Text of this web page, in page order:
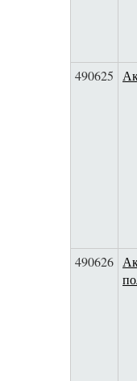
490625
490626